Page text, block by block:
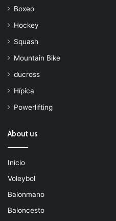
Boxeo
Hockey
Squash
Mountain Bike
ducross
Hípica
Powerlifting
About us
Inicio
Voleybol
Balonmano
Baloncesto